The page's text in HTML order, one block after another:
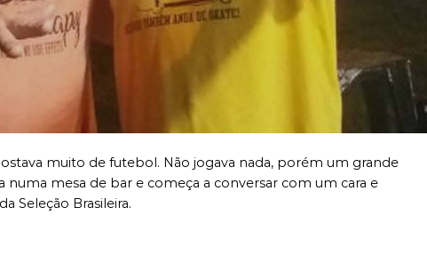
muito de futebol. Não jogava nada, porém um grande
numa mesa de bar e começa a conversar com um cara e
Seleção Brasileira.